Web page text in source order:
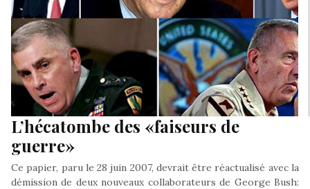
L’hécatombe des «faiseurs de
guerre»
Ce papier, paru le 28 juin 2007, devrait être réactualisé avec la
démission de deux nouveaux collaborateurs de George Bush: